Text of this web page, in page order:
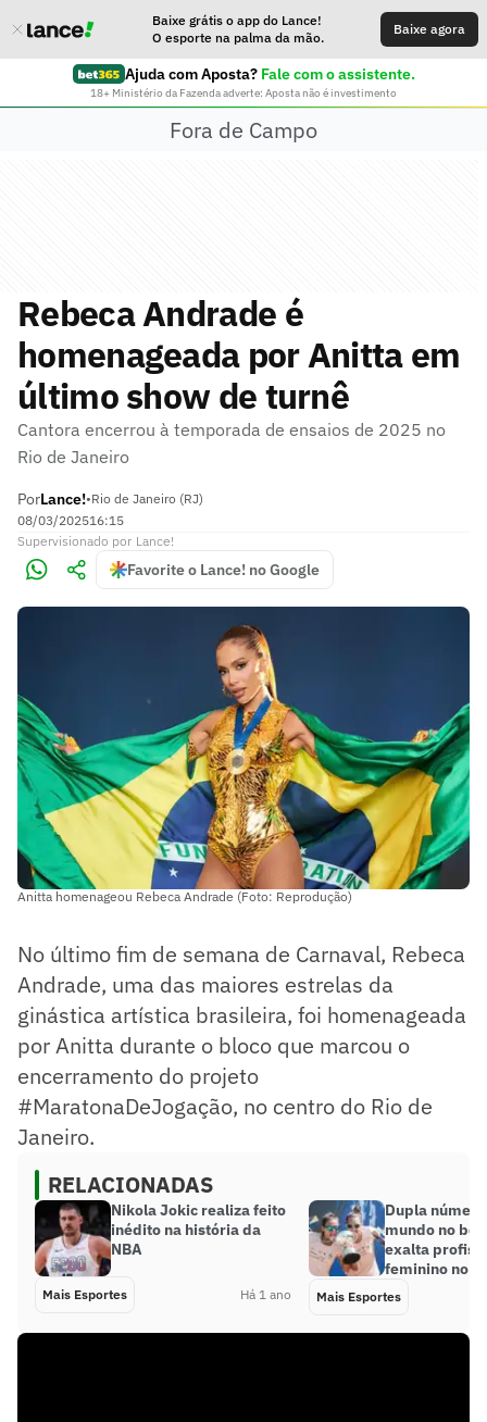
Baixe grátis o app do Lance!
O esporte na palma da mão.
Baixe agora
Ajuda com Aposta? Fale com o assistente.
18+ Ministério da Fazenda adverte: Aposta não é investimento
Fora de Campo
Rebeca Andrade é
homenageada por Anitta em
último show de turnê
Cantora encerrou à temporada de ensaios de 2025 no
Rio de Janeiro
PorLance!•Rio de Janeiro (RJ)
08/03/202516:15
Supervisionado por Lance!
Favorite o Lance! no Google
Anitta homenageou Rebeca Andrade (Foto: Reprodução)
No último fim de semana de Carnaval, Rebeca
Andrade, uma das maiores estrelas da
ginástica artística brasileira, foi homenageada
por Anitta durante o bloco que marcou o
encerramento do projeto
#MaratonaDeJogação, no centro do Rio de
Janeiro.
RELACIONADAS
Nikola Jokic realiza feito
inédito na história da
NBA
Mais Esportes Há 1 ano
Dupla
mundo no
exalta
feminino no
Mais Esportes